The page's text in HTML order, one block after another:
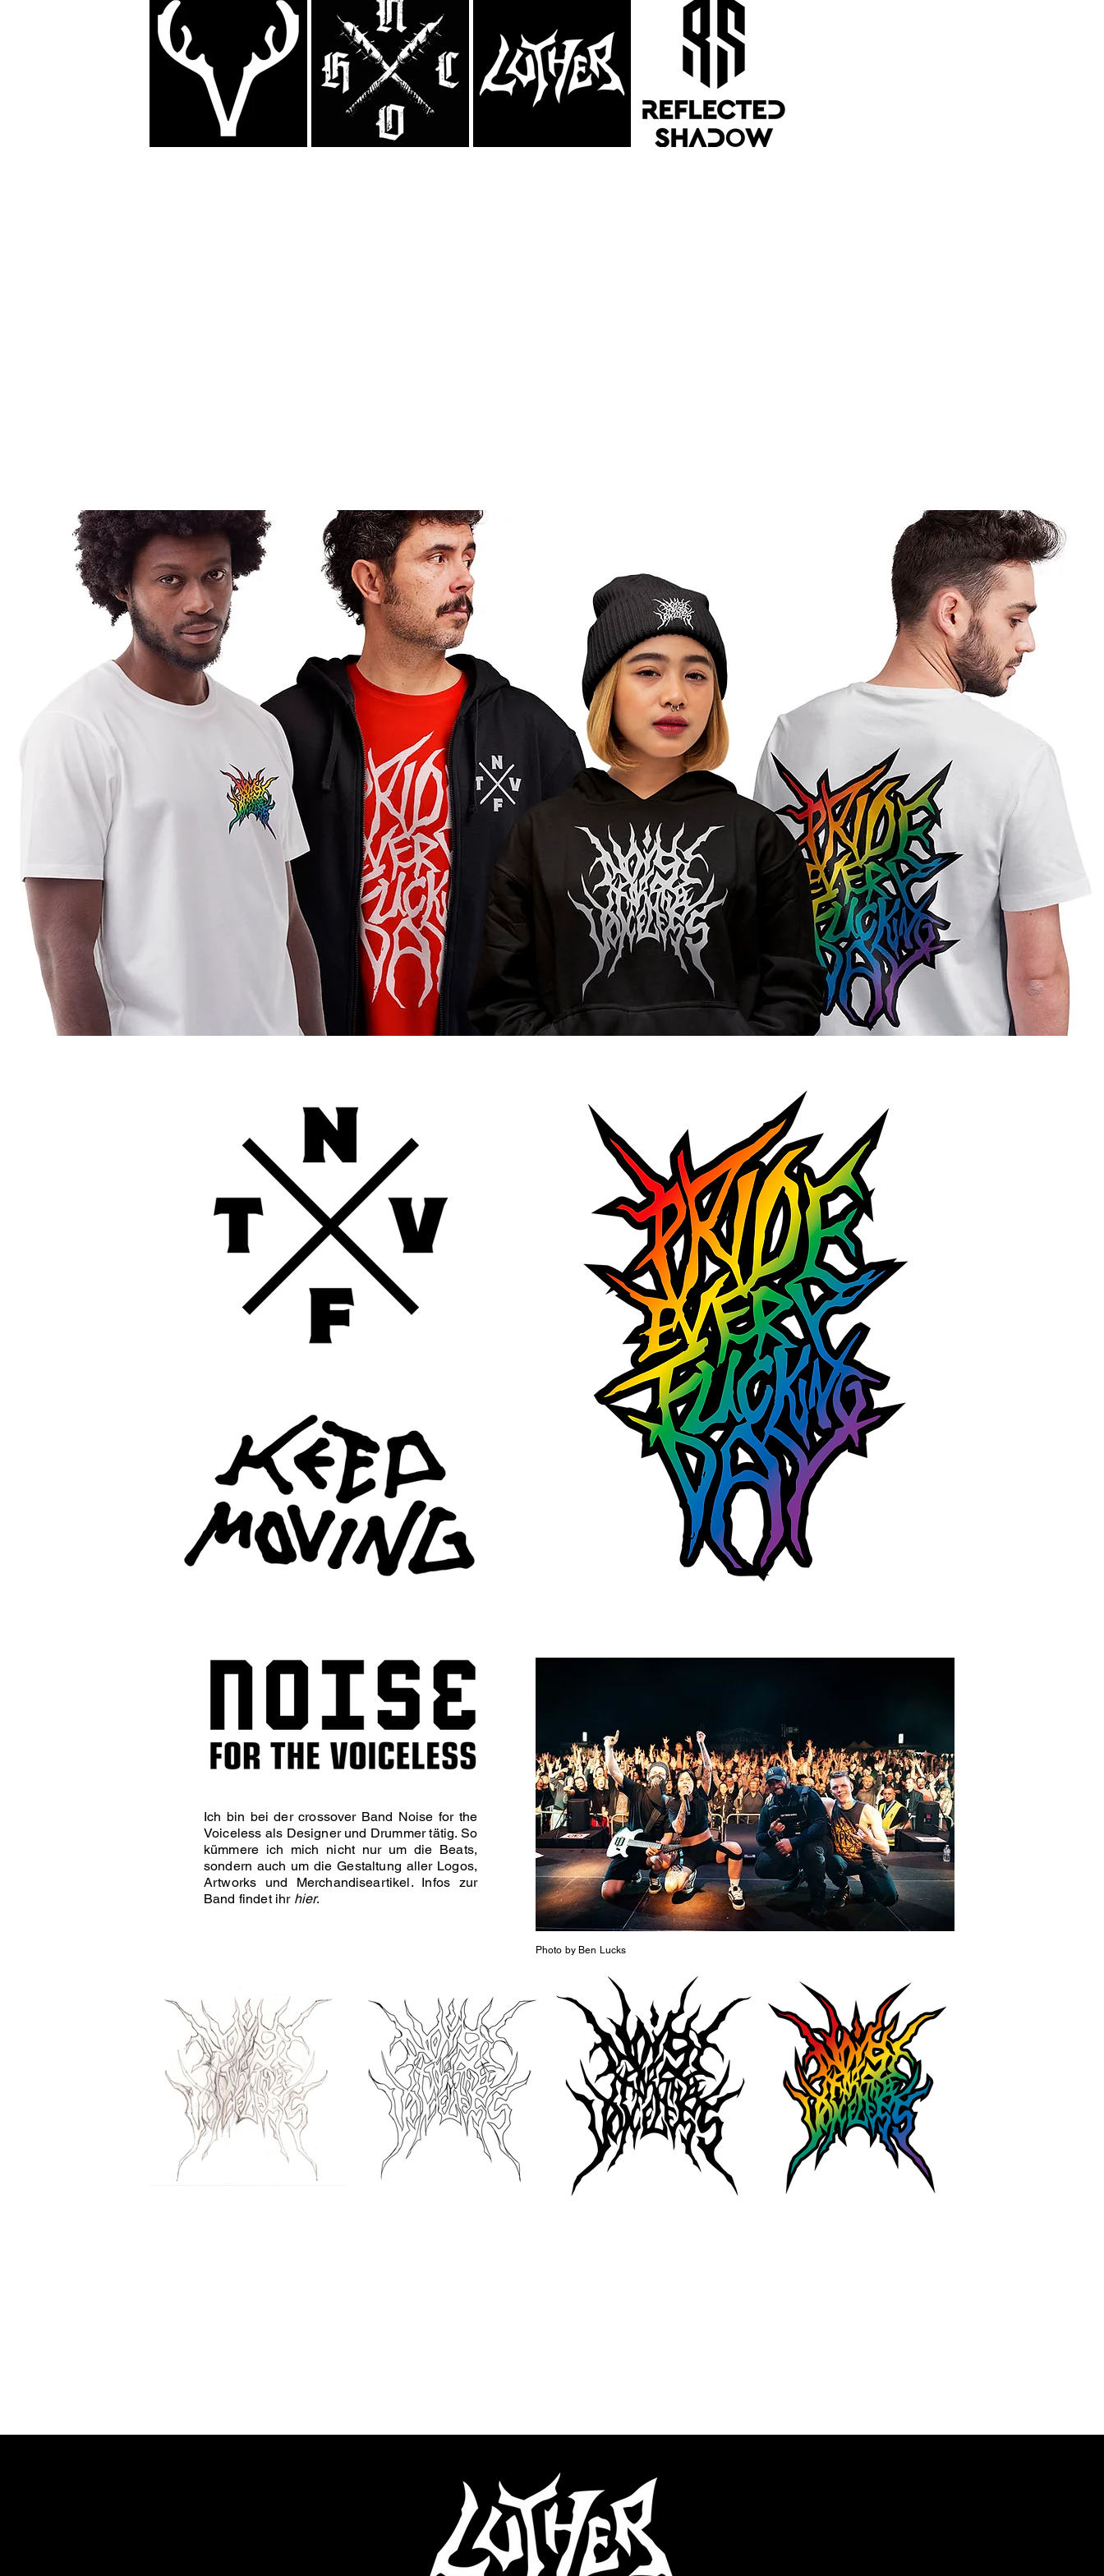
Ich bin bei der crossover Band Noise for the
Voiceless als Designer und Drummer tätig. So
kümmere ich mich nicht nur um die Beats,
sondern auch um die Gestaltung aller Logos,
Artworks und Merchandiseartikel. Infos zur
Band findet ihr hier.
Photo by Ben Lucks